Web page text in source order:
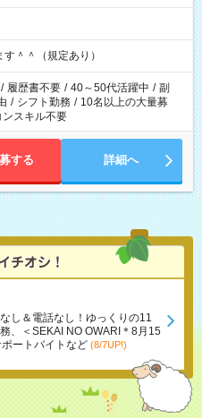
＾＾（規定あり）
/ 履歴書不要 / 40～50代活躍中 / 副
/ シフト勤務 / 10名以上の大量募
ンスキル不要
する 詳細へ
し＆電話なし！ゆっくりの11
、＜SEKAI NO OWARI＊8月15
ートバイトなど (8/7UP!)